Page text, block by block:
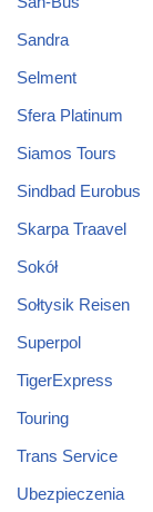
Sandra
Selment
Sfera Platinum
Siamos Tours
Sindbad Eurobus
Skarpa Traavel
Sokół
Sołtysik Reisen
Superpol
TigerExpress
Touring
Trans Service
Ubezpieczenia